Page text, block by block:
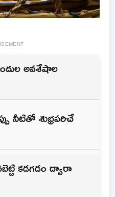
అవశేషాల
నీటితో శుభ్రపరిచే
కడగడం ద్వారా